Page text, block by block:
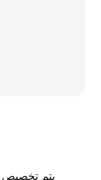
يتم تخصيص